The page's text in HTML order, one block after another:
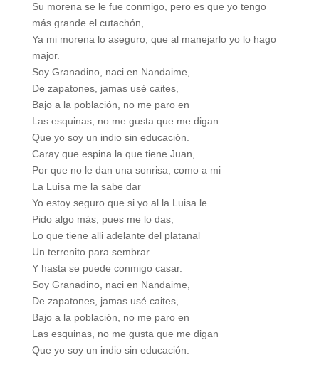
Su morena se le fue conmigo, pero es que yo tengo
más grande el cutachón,
Ya mi morena lo aseguro, que al manejarlo yo lo hago
major.
Soy Granadino, naci en Nandaime,
De zapatones, jamas usé caites,
Bajo a la población, no me paro en
Las esquinas, no me gusta que me digan
Que yo soy un indio sin educación.
Caray que espina la que tiene Juan,
Por que no le dan una sonrisa, como a mi
La Luisa me la sabe dar
Yo estoy seguro que si yo al la Luisa le
Pido algo más, pues me lo das,
Lo que tiene alli adelante del platanal
Un terrenito para sembrar
Y hasta se puede conmigo casar.
Soy Granadino, naci en Nandaime,
De zapatones, jamas usé caites,
Bajo a la población, no me paro en
Las esquinas, no me gusta que me digan
Que yo soy un indio sin educación.